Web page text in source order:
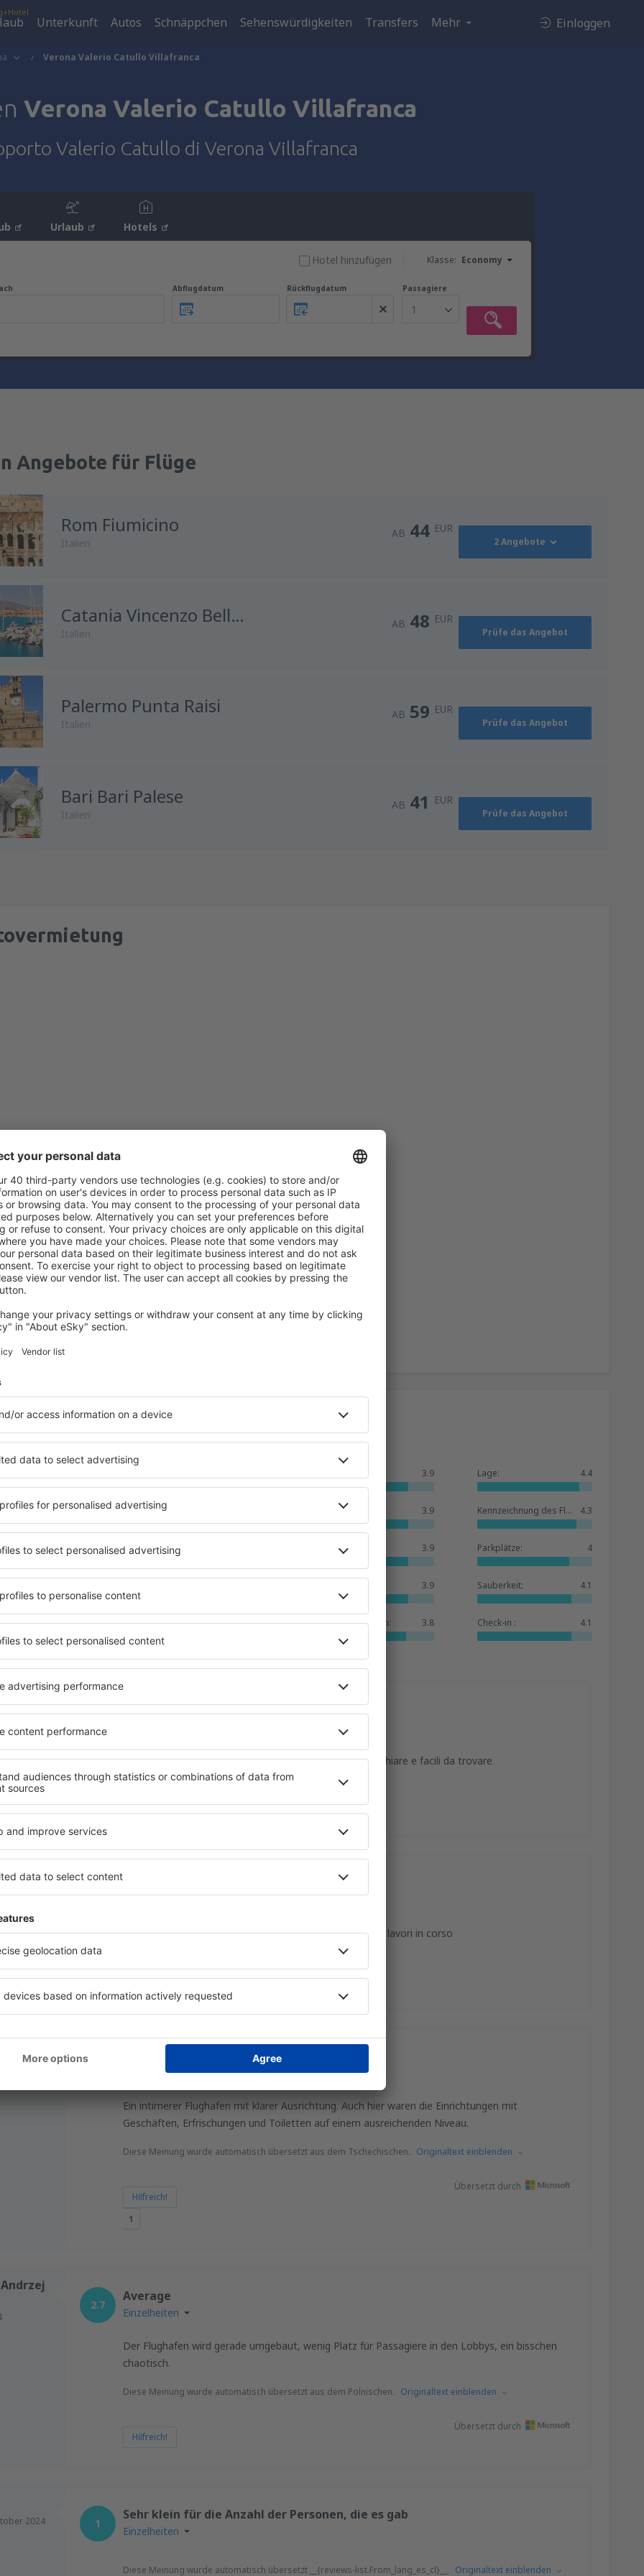
Unterkunft Autos Schnäppchen Sehenswürdigkeiten Transfers Mehr Einloggen
Verona Valerio Catullo Villafranca
Verona Valerio Catullo Villafranca
Valerio Catullo di Verona Villafranca
Urlaub Hotels
Klasse: Economy
Hotel hinzufügen
Abflugdatum Rückflugdatum Passagiere
1
Angebote für Flüge
Rom Fiumicino
Italien
AB 44 EUR
2 Angebote
von Wien, Schwechat
Catania Vincenzo Bellini
Italien
AB 48 EUR
Prüfe das Angebot
Palermo Punta Raisi
Italien
AB 59 EUR
Prüfe das Angebot
Bari Bari Palese
Italien
AB 41 EUR
Prüfe das Angebot
Verona Valerio
auf der Grundlage von
der verifizierten
3.9 Lage: 4.4
Warteraum: 3.9 Kennzeichnung des Flughafens: 4.3
Geschäfte: 3.9 Parkplätze: 4
3.9 Sauberkeit: 4.1
Dienstleistungen: 3.8 Check-in : 4.1
4
Aeroporto comofo
Ben organizzato e facilmente raggiungibile. Indicazioni chiare e facili da trovare
Hilfreich!
3.1
Einzelheiten
Attualmente non si può dare un giudizio positivo, troppi lavori in corso
Hilfreich!
Checa, Verona Flughafen Valerio Catullo Villafranca
Einzelheiten
Ein intimerer Flughafen mit klarer Ausrichtung. Auch hier waren die Einrichtungen mit
Geschäften, Erfrischungen und Toiletten auf einem ausreichenden Niveau.
Diese Meinung wurde automatisch übersetzt aus dem Tschechischen. Originaltext einblenden
Hilfreich!
1
Übersetzt durch
2.7
Average
Einzelheiten
Der Flughafen wird gerade umgebaut, wenig Platz für Passagiere in den Lobbys, ein bisschen
chaotisch.
Diese Meinung wurde automatisch übersetzt aus dem Polnischen. Originaltext einblenden
Hilfreich!
Übersetzt durch
2024 1
Sehr klein für die Anzahl der Personen, die es gab
Einzelheiten
Diese Meinung wurde automatisch übersetzt __{reviews-list.From_lang_es_cl}__. Originaltext einblenden